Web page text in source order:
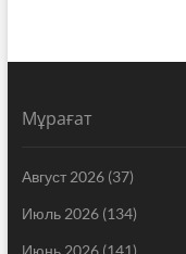
Мұрағат
Август 2026(37)
Июль 2026(134)